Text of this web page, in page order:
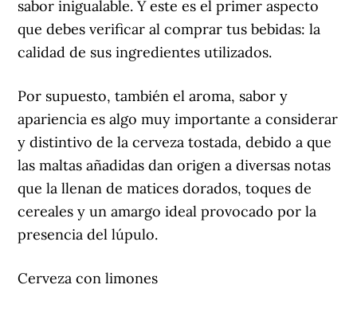
sabor inigualable. Y este es el primer aspecto
que debes verificar al comprar tus bebidas: la
calidad de sus ingredientes utilizados.
Por supuesto, también el aroma, sabor y
apariencia es algo muy importante a considerar
y distintivo de la cerveza tostada, debido a que
las maltas añadidas dan origen a diversas notas
que la llenan de matices dorados, toques de
cereales y un amargo ideal provocado por la
presencia del lúpulo.
Cerveza con limones